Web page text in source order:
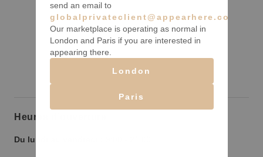
Heures d’ouverture
Du lundi au vendredi :
send an email to
globalprivateclient@appearhere.co.uk
Our marketplace is operating as normal in
London and Paris if you are interested in
appearing there.
London
Paris